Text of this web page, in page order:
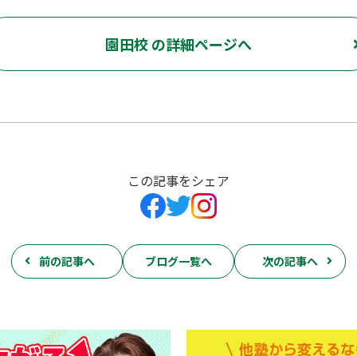
園田校 の詳細ページへ
この記事をシェア
前の記事へ ブログ一覧へ 次の記事へ